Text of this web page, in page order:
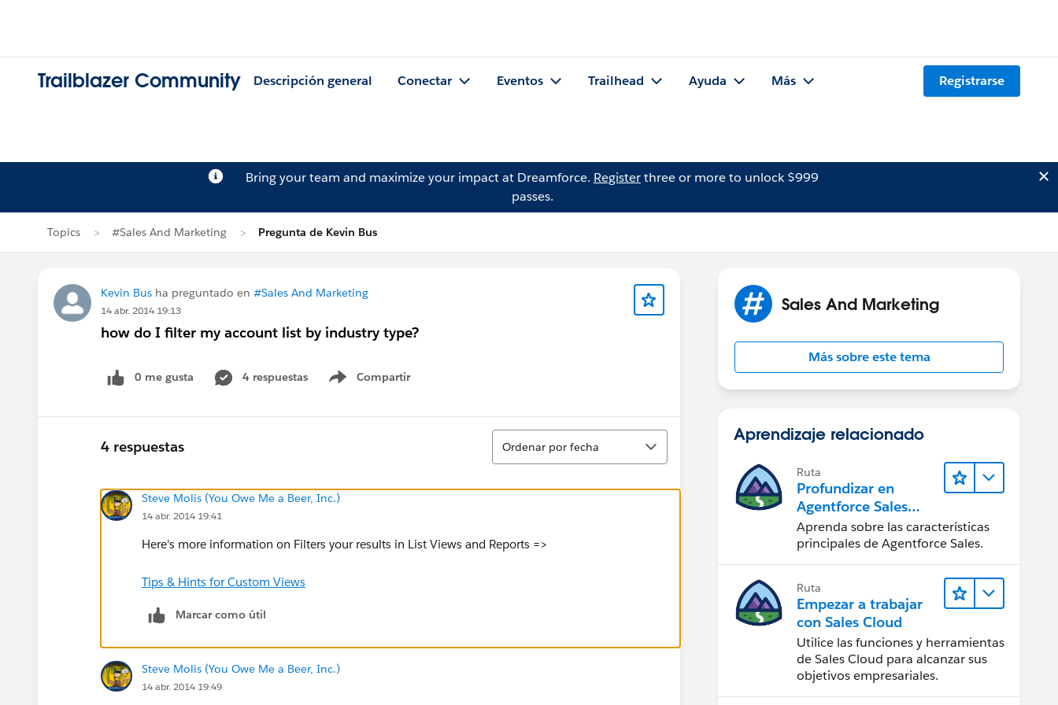
Trailblazer Community Descripción general Conectar Eventos Trailhead Ayuda Más Registrarse
Bring your team and maximize your impact at Dreamforce. Registerthree or more to unlock $999
passes.
Topics #Sales And Marketing Pregunta de Kevin Bus
Kevin Bus ha preguntado en #Sales And Marketing
14 abr. 2014 19:13
how do I filter my account list by industry type?
0 me gusta 4 respuestas Compartir
Show menu
4 respuestas
Ordenar
Ordenar por fecha
Steve Molis (You Owe Me a Beer, Inc.)
14 abr. 2014 19:41
Here's more information on Filters your results in List Views and Reports =>
Tips & Hints for Custom Views
Marcar como útil
Steve Molis (You Owe Me a Beer, Inc.)
14 abr. 2014 19:49
Sales And Marketing
Más sobre este tema
Aprendizaje relacionado
Ruta
Profundizar en
Agentforce Sales
para
administradores
Aprenda sobre las características
principales de Agentforce Sales.
Ruta
Empezar a trabajar
con Sales Cloud
Utilice las funciones y herramientas
de Sales Cloud para alcanzar sus
objetivos empresariales.